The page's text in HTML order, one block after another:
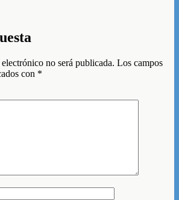
no será publicada. Los campos
con *